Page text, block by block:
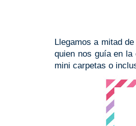
Llegamos a mitad
quien nos guía en
mini carpetas o